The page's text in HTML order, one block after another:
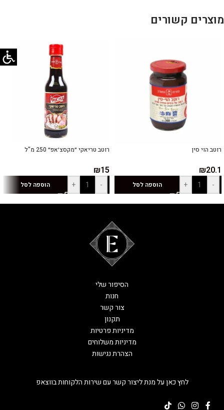
מוצרים קשורים
רוטב הוי סין
₪20.1
-
+ הוספה לסל
רוטב טריאקי ״מקסצ׳אפ״ 250 מ"ל
₪15
-
+ הוספה לסל
לחץ כאן על מנת ליצור קשר עם שירות הלקוחות בווצאפ
הסיפור שלי
חנות
צור קשר
תקנון
מדיניות פרטיות
מדיניות משלוחים
הצהרת נגישות